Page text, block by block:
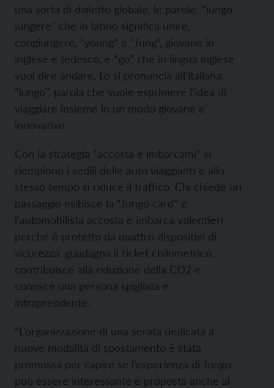
una sorta di dialetto globale, le parole: “iungo-
iungere” che in latino significa unire,
congiungere, “young” e “Jung”, giovane in
inglese e tedesco, e “go” che in lingua inglese
vuol dire andare. Lo si pronuncia all’italiana:
“iungo”, parola che vuole esprimere l’idea di
viaggiare insieme in un modo giovane e
innovativo.
Con la strategia “accosta e imbarcami” si
riempiono i sedili delle auto viaggianti e allo
stesso tempo si riduce il traffico. Chi chiede un
passaggio esibisce la “Jungo card” e
l’automobilista accosta e imbarca volentieri
perché è protetto da quattro dispositivi di
sicurezza, guadagna il ticket chilometrico,
contribuisce alla riduzione della CO2 e
conosce una persona spigliata e
intraprendente.
“L’organizzazione di una serata dedicata a
nuove modalità di spostamento è stata
promossa per capire se l’esperienza di Jungo
può essere interessante e proposta anche al